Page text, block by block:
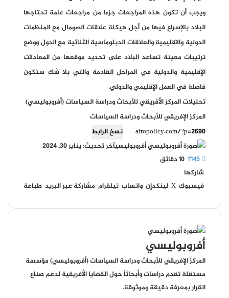
ويجب أن تكون هذه المراجعات جزءا من مراجعات عامة تحتاجها
البلاد بالإسراع فيها من أجل هيكلة علاقات الصومال مع المنظمات
الدولية والاقليمية والعلاقات الدبلوماسية الثنائية مع الدول ووضع
ترتيبات معينة تساعد البلاد على تحديد موقعها من المعادلات
الإقليمية والدولية في المراحل القادمة والتي بلا شك ستكون
فاصلة في العمل الإقليمي والدولي.
تحليلات المركز الأفريقي للأبحاث ودراسة السياسات (أفروبوليسي)
المركز الإفريقي للأبحاث ودراسة السياسات
نسخ الرابط
أفروبوليسيآخر تحديث: يناير 30, 2024
شاركها
فيسبوك ‫X لينكدإن واتساب تيلقرام مشاركة عبر البريد طباعة
أفروبوليسي
المركز الإفريقي للأبحاث ودراسة السياسات (أفروبوليسي) مؤسسة
مستقلة تقدم دراسات وأبحاثاً حول القضايا الأفريقية لدعم صناع
القرار بمعرفة دقيقة وموثوقة.